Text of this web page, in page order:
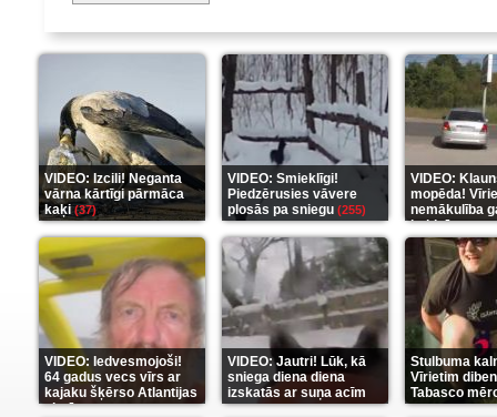
VIDEO: Izcili! Neganta
vārna kārtīgi pārmāca
kaķi(37)
VIDEO: Smieklīgi!
Piedzērusies vāvere
plosās pa sniegu (255)
VIDEO:
mopēda!
nemākulība
beidzās ar
(289)
VIDEO: Iedvesmojoši!
64 gadus vecs vīrs ar
kajaku šķērso Atlantijas
okeānu(5)
VIDEO: Jautri! Lūk, kā
sniega diena diena
izskatās ar suņa acīm
(6)
Stulbuma
Vīrietim
Tabasco
(7)